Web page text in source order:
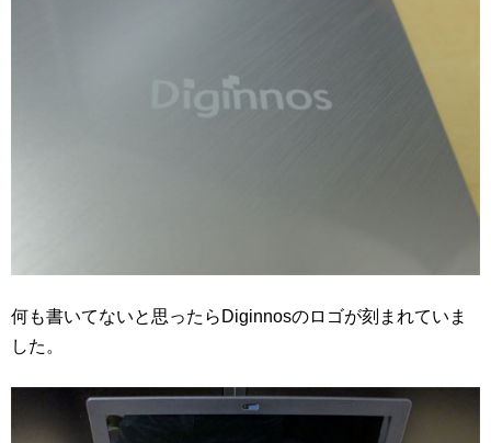
何も書いてないと思ったらDiginnosのロゴが刻まれていま
した。